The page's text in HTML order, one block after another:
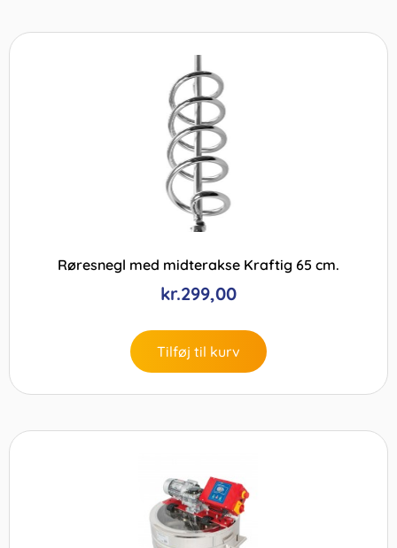
Røresnegl med midterakse Kraftig 65 cm.
kr.299,00
Tilføj til kurv